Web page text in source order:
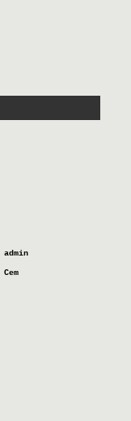
admin
Cem